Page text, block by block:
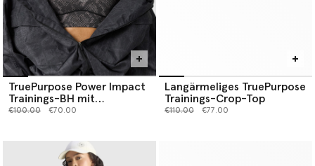
TruePurpose Power Impact
Trainings-BH mit
Schlangen-Print
Preis reduziert von
€100.00bis€70.00
Langärmeliges TruePurpose
Trainings-Crop-Top
Preis reduziert von
€110.00bis€77.00